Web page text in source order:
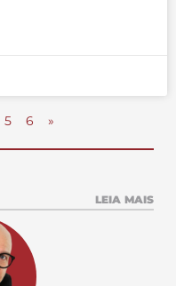
5 6 »
LEIA MAIS